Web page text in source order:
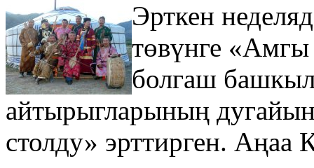
Эрткен
төвүнге
болгаш
айтырыгларының
столду» эрттирген.